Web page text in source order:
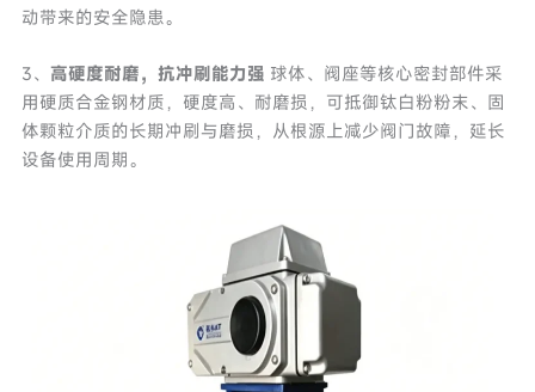
动带来的安全隐患。
3、 高硬度耐磨，抗冲刷能力强 球体、阀座等核心密封部件采
用硬质合金钢材质，硬度高、耐磨损，可抵御钛白粉粉末、固
体颗粒介质的长期冲刷与磨损，从根源上减少阀门故障，延长
设备使用周期。